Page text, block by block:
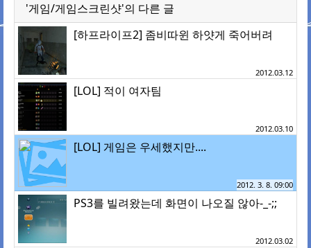
'게임/게임스크린샷'의 다른 글
[하프라이프2] 좀비따윈 하얏게 죽어버려
2012.03.12
[LOL] 적이 여자팀
2012.03.10
[LOL] 게임은 우세했지만....
2012. 3. 8. 09:00
PS3를 빌려왔는데 화면이 나오질 않아-_-;;
2012.03.02